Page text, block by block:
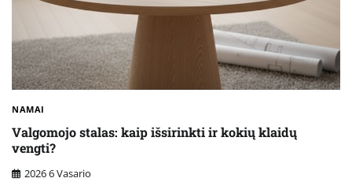
NAMAI
Valgomojo stalas: kaip išsirinkti ir kokių klaidų
vengti?
2026 6 Vasario